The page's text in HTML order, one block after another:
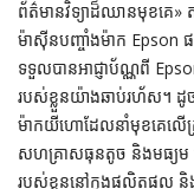
ព័ត៌មានវិទ្យាដ៏ឈានមុខគេ»
ម៉ាស៊ីនបញ្ចាំងម៉ាក Epson
ទទួលបានអាជ្ញាប័ណ្ណពី
របស់ខ្លួនយ៉ាងឆាប់រហ័ស។ ដូច
ម៉ាកយីហោដែលនាំមុខគេលើគ្រ
សហគ្រាសធុនតូច និងមធ្យម ឬ
របស់ខ្លួននៅក្នុងផលិតផល និង